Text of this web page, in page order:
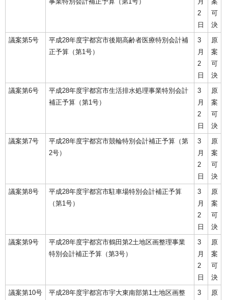
2
日
可
決
議案第5号
平成28年度宇都宮市後期高齢者医療特別会計補
正予算（第1号）
3
月
2
日
原
案
可
決
議案第6号
平成28年度宇都宮市生活排水処理事業特別会計
補正予算（第1号）
3
月
2
日
原
案
可
決
議案第7号
平成28年度宇都宮市競輪特別会計補正予算（第
2号）
3
月
2
日
原
案
可
決
議案第8号
平成28年度宇都宮市駐車場特別会計補正予算
（第1号）
3
月
2
日
原
案
可
決
議案第9号
平成28年度宇都宮市鶴田第2土地区画整理事業
特別会計補正予算（第3号）
3
月
2
日
原
案
可
決
議案第10号
平成28年度宇都宮市宇大東南部第1土地区画整
3
原